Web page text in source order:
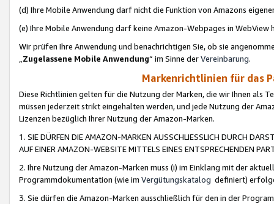
(d) Ihre Mobile Anwendung darf nicht die Funktion von Amazons
(e) Ihre Mobile Anwendung darf keine Amazon-Webpages in WebView
Wir prüfen Ihre Anwendung und benachrichtigen Sie, ob sie
„Zugelassene Mobile Anwendung“ im Sinne derVereinbarung.
Markenrichtlinien für das
Diese Richtlinien gelten für die Nutzung der Marken, die wir Ihnen als
müssen jederzeit strikt eingehalten werden, und jede Nutzung der
Lizenzen bezüglich Ihrer Nutzung der Amazon-Marken.
1. SIE DÜRFEN DIE AMAZON-MARKEN AUSSCHLIESSLICH DURCH
AUF EINER AMAZON-WEBSITE MITTELS EINES ENTSPRECHENDEN
2. Ihre Nutzung der Amazon-Marken muss (i) im Einklang mit der
Programmdokumentation (wie im Vergütungskatalog definiert)
3. Sie dürfen die Amazon-Marken ausschließlich für den in der